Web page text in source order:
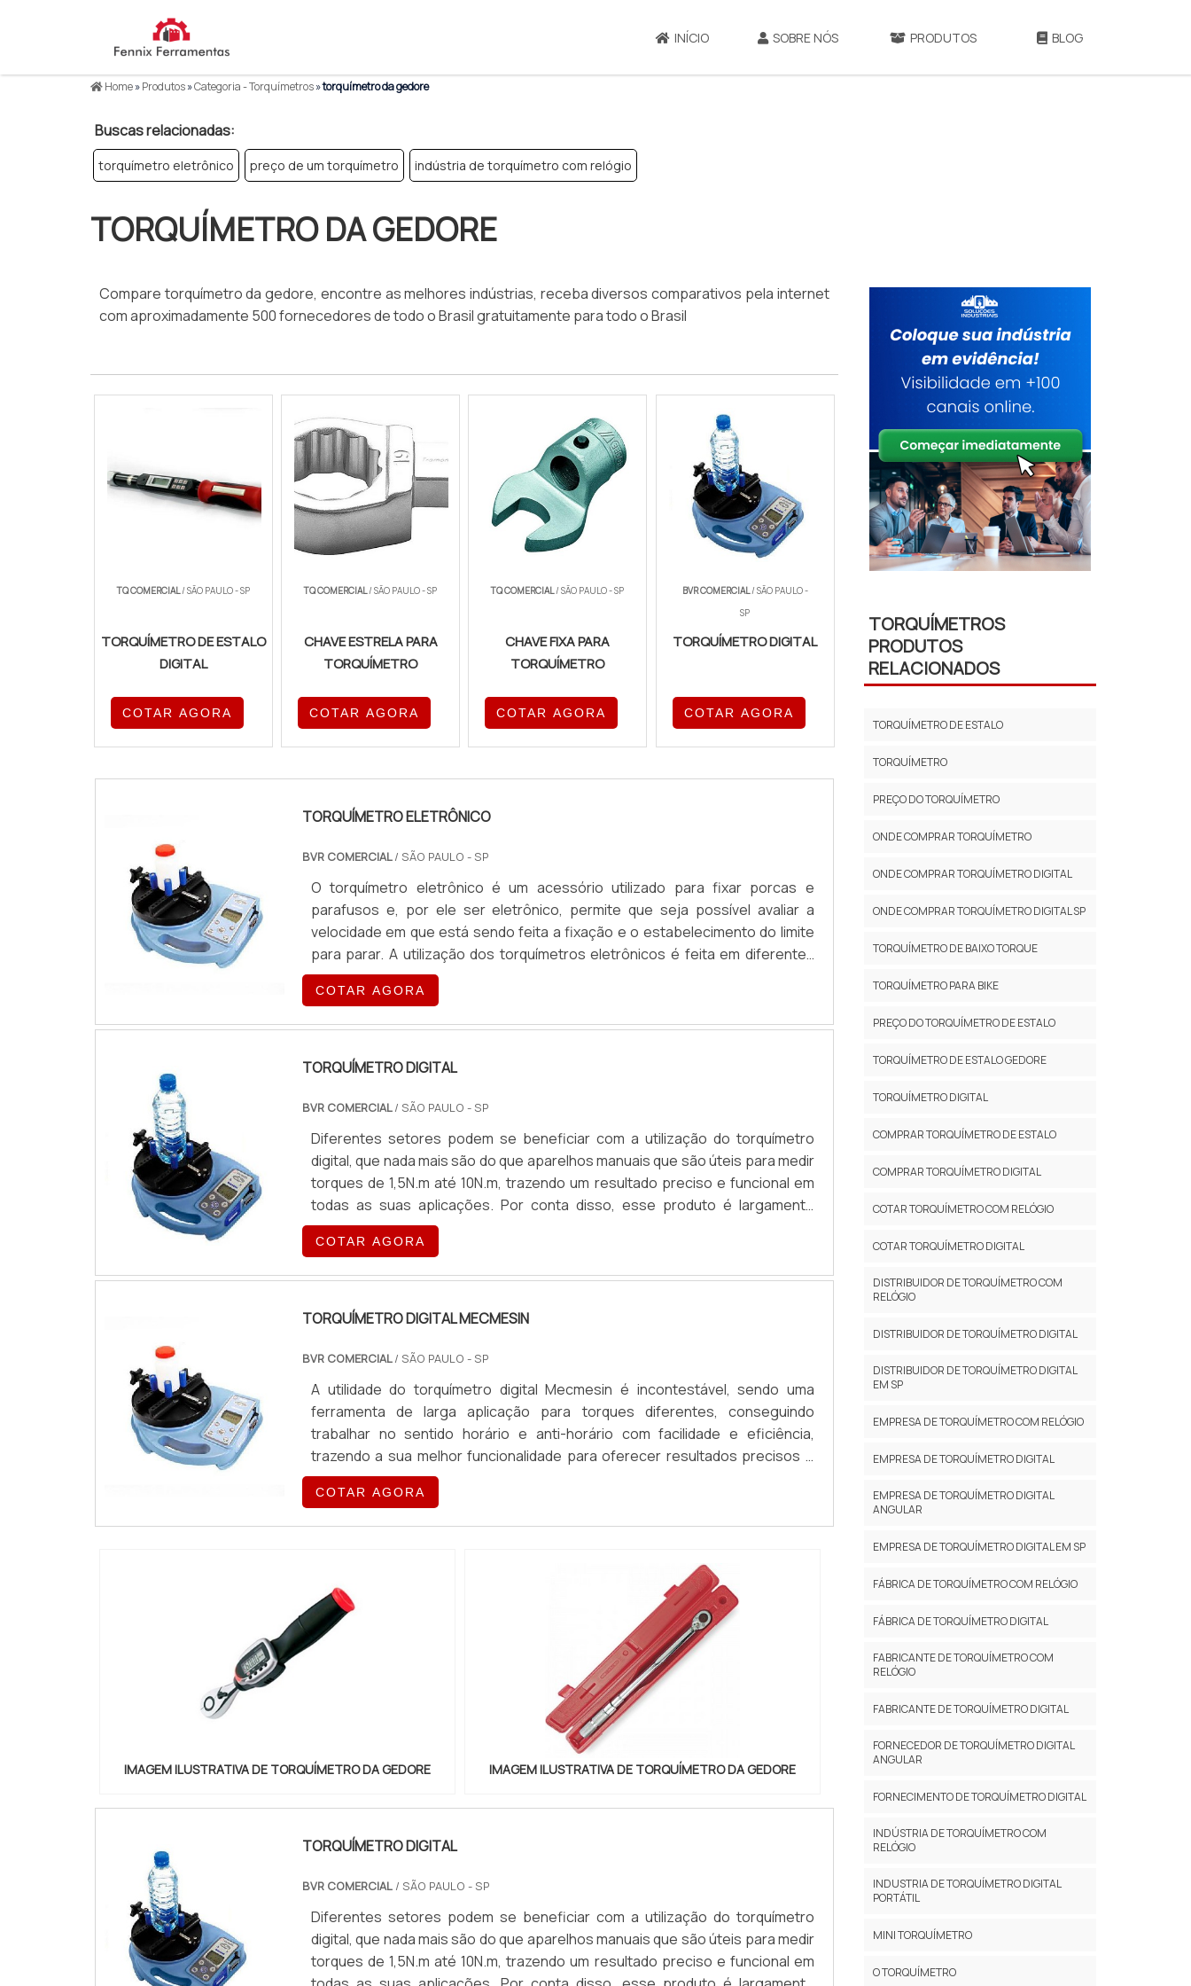
INÍCIO SOBRE NÓS PRODUTOS BLOG
Home»Produtos»Categoria - Torquímetros»torquímetro da gedore
Buscas relacionadas:
torquímetro eletrônico preço de um torquímetro indústria de torquímetro com relógio
TORQUÍMETRO DA GEDORE
Compare torquímetro da gedore, encontre as melhores indústrias, receba diversos comparativos pela internet
com aproximadamente 500 fornecedores de todo o Brasil gratuitamente para todo o Brasil
TQ COMERCIAL/ SÃO PAULO - SP
TORQUÍMETRO DE ESTALO
DIGITAL
COTAR AGORA
TQ COMERCIAL/ SÃO PAULO - SP
CHAVE ESTRELA PARA
TORQUÍMETRO
COTAR AGORA
TQ COMERCIAL/ SÃO PAULO - SP
CHAVE FIXA PARA
TORQUÍMETRO
COTAR AGORA
BVR COMERCIAL/ SÃO PAULO -
SP
TORQUÍMETRO DIGITAL
COTAR AGORA
TORQUÍMETRO ELETRÔNICO
BVR COMERCIAL/ SÃO PAULO - SP
O torquímetro eletrônico é um acessório utilizado para fixar porcas e
parafusos e, por ele ser eletrônico, permite que seja possível avaliar a
velocidade em que está sendo feita a fixação e o estabelecimento do limite
para parar. A utilização dos torquímetros eletrônicos é feita em diferentes
setores, pois proporciona diversos benefícios aos usuários, como por
exemplo resultados precisos e funcionais em todas as suas aplicações.O
PRODUT...
COTAR AGORA
TORQUÍMETRO DIGITAL
BVR COMERCIAL/ SÃO PAULO - SP
Diferentes setores podem se beneficiar com a utilização do torquímetro
digital, que nada mais são do que aparelhos manuais que são úteis para medir
torques de 1,5N.m até 10N.m, trazendo um resultado preciso e funcional em
todas as suas aplicações. Por conta disso, esse produto é largamente
utilizado pelos setores industriais que podem contar com a precisão e
eficiência que essa ferramenta de torque é capaz de oferecer.O PRODUTO
GARANTE ...
COTAR AGORA
TORQUÍMETRO DIGITAL MECMESIN
BVR COMERCIAL/ SÃO PAULO - SP
A utilidade do torquímetro digital Mecmesin é incontestável, sendo uma
ferramenta de larga aplicação para torques diferentes, conseguindo
trabalhar no sentido horário e anti-horário com facilidade e eficiência,
trazendo a sua melhor funcionalidade para oferecer resultados precisos e
qualificados. Um de seus maiores benefícios diz respeito à sua leveza e
tamanho compacto, o que permite que o produto seja transportado sem
problemas, dific...
COTAR AGORA
IMAGEM ILUSTRATIVA DE TORQUÍMETRO DA GEDORE IMAGEM ILUSTRATIVA DE TORQUÍMETRO DA GEDORE
TORQUÍMETRO DIGITAL
BVR COMERCIAL/ SÃO PAULO - SP
Diferentes setores podem se beneficiar com a utilização do torquímetro
digital, que nada mais são do que aparelhos manuais que são úteis para medir
torques de 1,5N.m até 10N.m, trazendo um resultado preciso e funcional em
TORQUÍMETROS
PRODUTOS
RELACIONADOS
TORQUÍMETRO DE ESTALO
TORQUÍMETRO
PREÇO DO TORQUÍMETRO
ONDE COMPRAR TORQUÍMETRO
ONDE COMPRAR TORQUÍMETRO DIGITAL
ONDE COMPRAR TORQUÍMETRO DIGITAL SP
TORQUÍMETRO DE BAIXO TORQUE
TORQUÍMETRO PARA BIKE
PREÇO DO TORQUÍMETRO DE ESTALO
TORQUÍMETRO DE ESTALO GEDORE
TORQUÍMETRO DIGITAL
COMPRAR TORQUÍMETRO DE ESTALO
COMPRAR TORQUÍMETRO DIGITAL
COTAR TORQUÍMETRO COM RELÓGIO
COTAR TORQUÍMETRO DIGITAL
DISTRIBUIDOR DE TORQUÍMETRO COM
RELÓGIO
DISTRIBUIDOR DE TORQUÍMETRO DIGITAL
DISTRIBUIDOR DE TORQUÍMETRO DIGITAL
EM SP
EMPRESA DE TORQUÍMETRO COM RELÓGIO
EMPRESA DE TORQUÍMETRO DIGITAL
EMPRESA DE TORQUÍMETRO DIGITAL
ANGULAR
EMPRESA DE TORQUÍMETRO DIGITAL EM SP
FÁBRICA DE TORQUÍMETRO COM RELÓGIO
FÁBRICA DE TORQUÍMETRO DIGITAL
FABRICANTE DE TORQUÍMETRO COM
RELÓGIO
FABRICANTE DE TORQUÍMETRO DIGITAL
FORNECEDOR DE TORQUÍMETRO DIGITAL
ANGULAR
FORNECIMENTO DE TORQUÍMETRO DIGITAL
INDÚSTRIA DE TORQUÍMETRO COM
RELÓGIO
INDUSTRIA DE TORQUÍMETRO DIGITAL
PORTÁTIL
MINI TORQUÍMETRO
O TORQUÍMETRO